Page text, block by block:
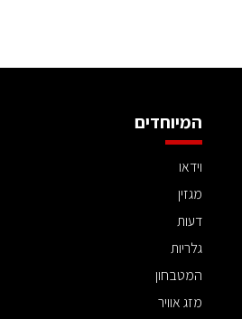
המיוחדים
וידאו
מגזין
דעות
גלריות
המטבחון
מזג אוויר